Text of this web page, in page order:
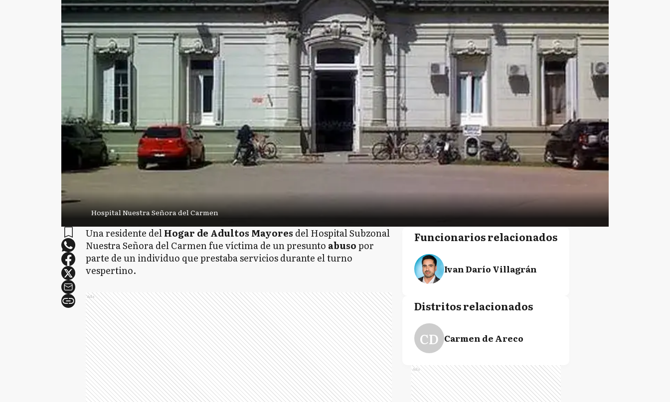
Hospital Nuestra Señora del Carmen
Una residente delHogar de Adultos Mayores del Hospital Subzonal
Nuestra Señora del Carmen fue víctima de un presunto abusopor
parte de un individuo que prestaba servicios durante el turno
vespertino.
Ads
Funcionarios relacionados
Ivan Darío Villagrán
Distritos relacionados
CD Carmen de Areco
Ads